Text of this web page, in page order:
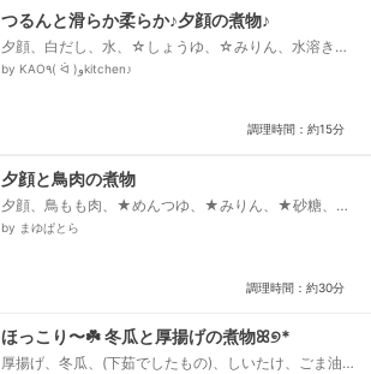
つるんと滑らか柔らか♪夕顔の煮物♪
夕顔、白だし、水、☆しょうゆ、☆みりん、水溶き片
栗粉、一味唐辛子
by KAO٩( ᐛ )وkitchen♪
調理時間：約15分
夕顔と鳥肉の煮物
夕顔、鳥もも肉、★めんつゆ、★みりん、★砂糖、★
酒、水
by まゆぱとら
調理時間：約30分
ほっこり〜☘️ 冬瓜と厚揚げの煮物ꕤ୭*
厚揚げ、冬瓜、(下茹でしたもの)、しいたけ、ごま油、‪‪